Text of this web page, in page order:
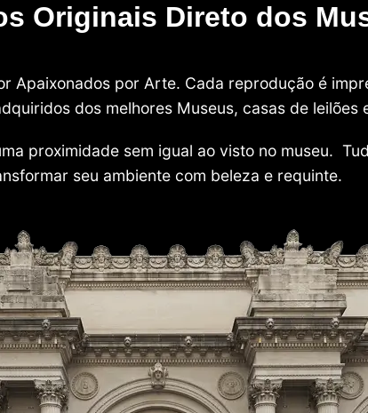
Originais Direto dos
Apaixonados por Arte. Cada reprodução é
dos melhores Museus, casas de leilões
proximidade sem igual ao visto no museu.
seu ambiente com beleza e requinte.